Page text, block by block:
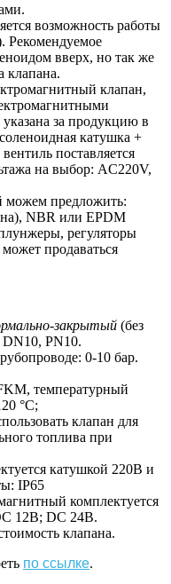
возможность работы
Рекомендуемое
вверх, но так же
клапана.
клапан,
за продукцию в
катушка +
поставляется
на выбор: AC220V,
можем предложить:
NBR или EPDM
регуляторы
продаваться
закрытый (без
PN10.
0-10 бар.
температурный
°С;
клапан для
топлива при
катушкой 220В и
IP65
комплектуется
12В; DC 24В.
клапана.
по ссылке.